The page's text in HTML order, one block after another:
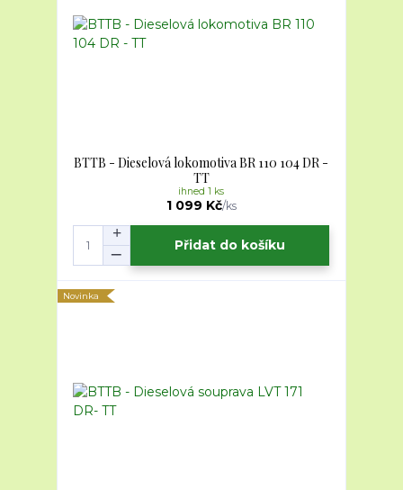
BTTB - Dieselová lokomotiva BR 110 104 DR -
TT
1 099 Kč/ks
ihned 1 ks
Přidat do košíku
Novinka